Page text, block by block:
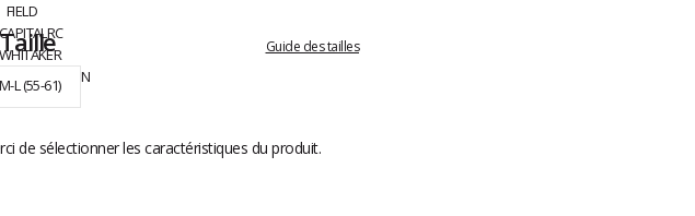
Guide des tailles
M-L (55-61)
de sélectionner les caractéristiques du produit.